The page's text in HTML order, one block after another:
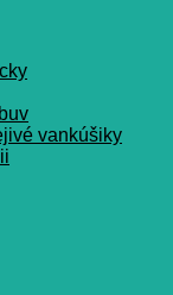
vankúšiky